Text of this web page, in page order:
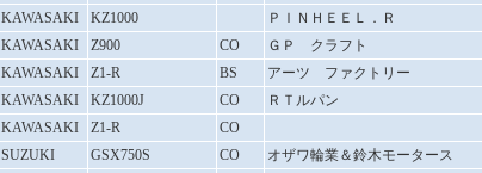
KAWASAKI KZ1000
ＰＩＮＨＥＥＬ．Ｒ
KAWASAKI Z900 CO
ＧＰ クラフト
KAWASAKI Z1-R BS
アーツ ファクトリー
KAWASAKI KZ1000J CO
ＲＴルパン
KAWASAKI Z1-R
CO
SUZUKI GSX750S CO
オザワ輪業＆鈴木モータース